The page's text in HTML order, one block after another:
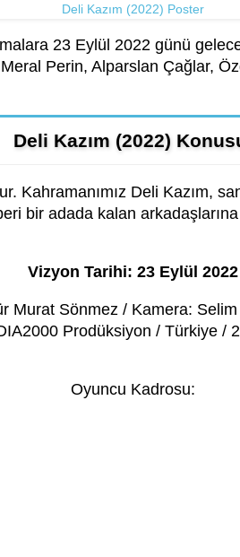
Deli Kazım (2022) Poster
23 Eylül 2022 günü
Perin, Alparslan Çağlar,
Deli Kazım (2022)
Kahramanımız Deli Kazım,
bir adada kalan
Vizyon Tarihi: 23 Eylül 2022
Sönmez / Kamera: Selim
Prodüksiyon / Türkiye /
Oyuncu Kadrosu: